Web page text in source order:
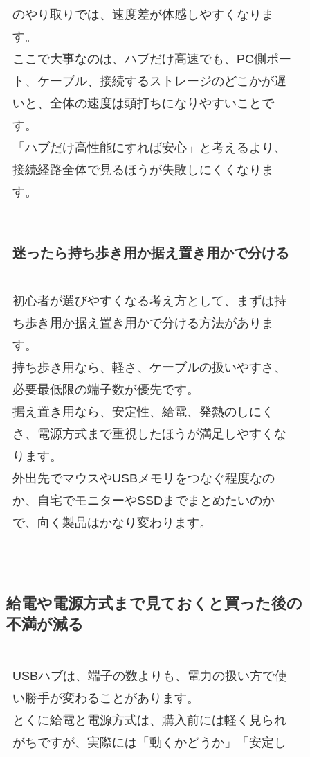
のやり取りでは、速度差が体感しやすくなりま
す。
ここで大事なのは、ハブだけ高速でも、PC側ポー
ト、ケーブル、接続するストレージのどこかが遅
いと、全体の速度は頭打ちになりやすいことで
す。
「ハブだけ高性能にすれば安心」と考えるより、
接続経路全体で見るほうが失敗しにくくなりま
す。
迷ったら持ち歩き用か据え置き用かで分ける
初心者が選びやすくなる考え方として、まずは持
ち歩き用か据え置き用かで分ける方法がありま
す。
持ち歩き用なら、軽さ、ケーブルの扱いやすさ、
必要最低限の端子数が優先です。
据え置き用なら、安定性、給電、発熱のしにく
さ、電源方式まで重視したほうが満足しやすくな
ります。
外出先でマウスやUSBメモリをつなぐ程度なの
か、自宅でモニターやSSDまでまとめたいのか
で、向く製品はかなり変わります。
給電や電源方式まで見ておくと買った後の
不満が減る
USBハブは、端子の数よりも、電力の扱い方で使
い勝手が変わることがあります。
とくに給電と電源方式は、購入前には軽く見られ
がちですが、実際には「動くかどうか」「安定し